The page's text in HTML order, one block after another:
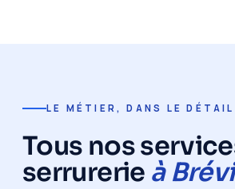
LE MÉTIER, DANS LE DÉTAIL
Tous nos
serrurerie à